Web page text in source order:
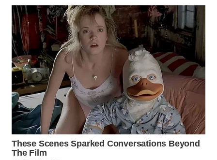
WN
BORNEO
Wahana
Media
Group
WAHANA
NEWS
WAHANA
TANI
WAHANA